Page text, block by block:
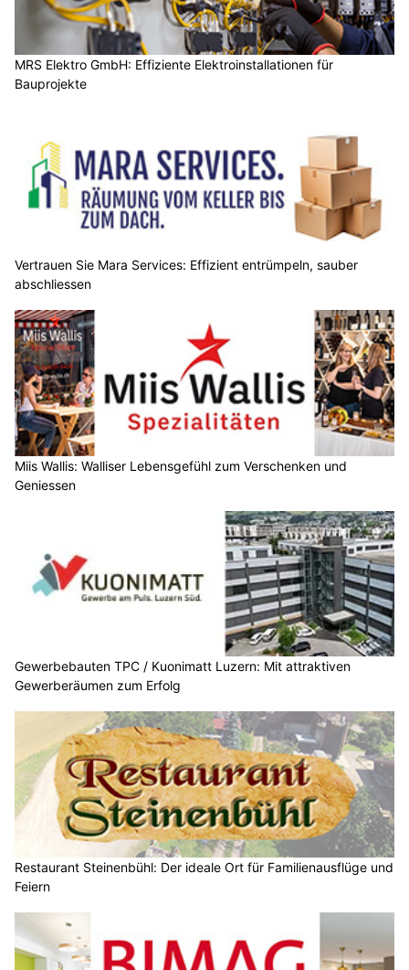
MRS Elektro GmbH: Effiziente Elektroinstallationen für
Bauprojekte
Vertrauen Sie Mara Services: Effizient entrümpeln, sauber
abschliessen
Miis Wallis: Walliser Lebensgefühl zum Verschenken und
Geniessen
Gewerbebauten TPC / Kuonimatt Luzern: Mit attraktiven
Gewerberäumen zum Erfolg
Restaurant Steinenbühl: Der ideale Ort für Familienausflüge und
Feiern